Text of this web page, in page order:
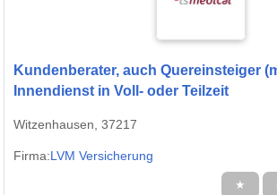
Kundenberater, auch Quereinsteiger
Innendienst in Voll- oder Teilzeit
Witzenhausen, 37217
Firma:LVM Versicherung
★